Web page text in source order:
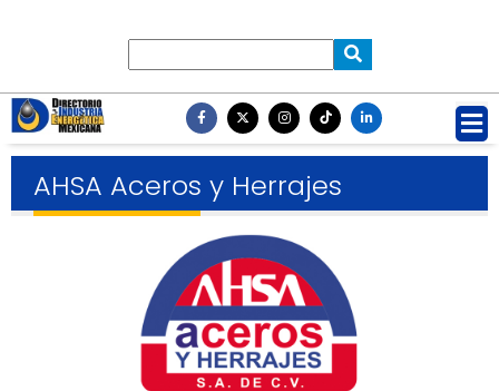
AHSA Aceros y Herrajes